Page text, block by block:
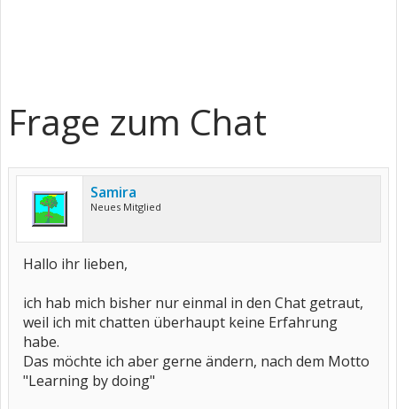
Frage zum Chat
Samira
Neues Mitglied
Hallo ihr lieben,
ich hab mich bisher nur einmal in den Chat getraut,
weil ich mit chatten überhaupt keine Erfahrung
habe.
Das möchte ich aber gerne ändern, nach dem Motto
"Learning by doing"